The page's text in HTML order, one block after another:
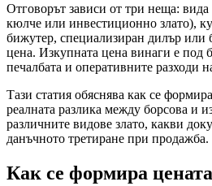
Отговорът зависи от три неща:
кюлче или инвестиционно злато),
бижутер, специализиран дилър или
цена. Изкупната цена винаги е под
печалбата и оперативните разходи
Тази статия обяснява как се
реалната разлика между борсова и
различните видове злато, какви
данъчното третиране при продажба.
Как се формира